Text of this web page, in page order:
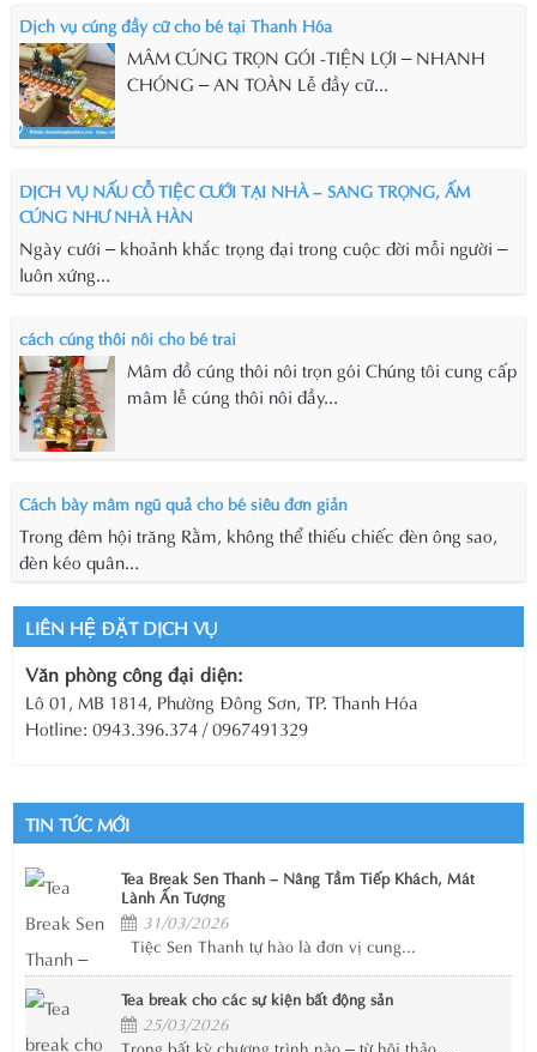
Dịch vụ cúng đầy cữ cho bé tại Thanh Hóa
MÂM CÚNG TRỌN GÓI -TIỆN LỢI – NHANH
CHÓNG – AN TOÀN Lễ đầy cữ...
DỊCH VỤ NẤU CỖ TIỆC CƯỚI TẠI NHÀ – SANG TRỌNG, ẤM
CÚNG NHƯ NHÀ HÀN
Ngày cưới – khoảnh khắc trọng đại trong cuộc đời mỗi người –
luôn xứng...
cách cúng thôi nôi cho bé trai
Mâm đồ cúng thôi nôi trọn gói Chúng tôi cung cấp
mâm lễ cúng thôi nôi đầy...
Cách bày mâm ngũ quả cho bé siêu đơn giản
Trong đêm hội trăng Rằm, không thể thiếu chiếc đèn ông sao,
đèn kéo quân...
LIÊN HỆ ĐẶT DỊCH VỤ
Văn phòng công đại diện:
Lô 01, MB 1814, Phường Đông Sơn, TP. Thanh Hóa
Hotline: 0943.396.374 / 0967491329
TIN TỨC MỚI
Tea Break Sen Thanh – Nâng Tầm Tiếp Khách, Mát
Lành Ấn Tượng
31/03/2026
Tiệc Sen Thanh tự hào là đơn vị cung...
Tea break cho các sự kiện bất động sản
25/03/2026
Trong bất kỳ chương trình nào – từ hội thảo,...